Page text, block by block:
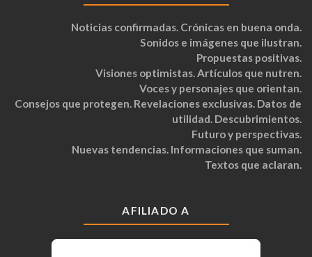
Noticias confirmadas. Crónicas en buena onda.
Sonidos e imágenes que ilustran.
Propuestas positivas.
Visiones optimistas. Artículos que nutren.
Voces y personajes que orientan.
Consejos que protegen. Revelaciones exclusivas. Datos de
utilidad. Descubrimientos.
Futuro y perspectivas.
Nuevas tendencias. Informaciones que suman.
Textos que aclaran.
AFILIADO A